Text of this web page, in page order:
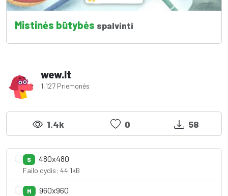
Mistinės būtybės spalvinti
wew.lt
1,127 Priemonės
1.4k 0 58
S 480x480
Failo dydis: 44.1kB
M 960x960